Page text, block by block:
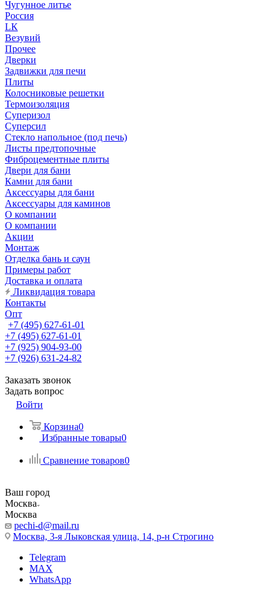
Чугунное литье
Россия
LК
Везувий
Прочее
Дверки
Задвижки для печи
Плиты
Колосниковые решетки
Термоизоляция
Суперизол
Суперсил
Стекло напольное (под печь)
Листы предтопочные
Фиброцементные плиты
Двери для бани
Камни для бани
Аксессуары для бани
Аксессуары для каминов
О компании
О компании
Акции
Монтаж
Отделка бань и саун
Примеры работ
Доставка и оплата
Ликвидация товара
Контакты
Опт
+7 (495) 627-61-01
+7 (495) 627-61-01
+7 (925) 904-93-00
+7 (926) 631-24-82
Заказать звонок
Задать вопрос
Войти
Корзина0
Избранные товары0
Сравнение товаров0
Ваш город
Москва
Москва
pechi-d@mail.ru
Москва, 3-я Лыковская улица, 14, р-н Строгино
Telegram
MAX
WhatsApp